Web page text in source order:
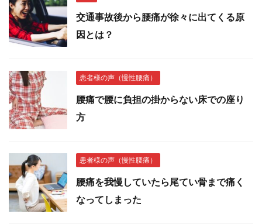
交通事故後から腰痛が徐々に出てくる原
因とは？
患者様の声（慢性腰痛）
腰痛で腰に負担の掛からない床での座り
方
患者様の声（慢性腰痛）
腰痛を我慢していたら尾てい骨まで痛く
なってしまった